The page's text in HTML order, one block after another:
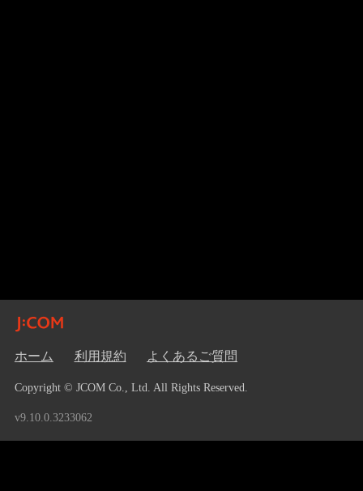
ホーム 利用規約 よくあるご質問
Copyright © JCOM Co., Ltd. All Rights Reserved.
v9.10.0.3233062